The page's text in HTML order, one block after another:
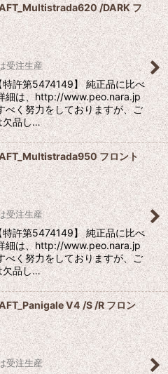
/DARK フ
受注生産
特許第5474149】 純正品に比べ
細は、http://www.peo.nara.jp
べく努力をしておりますが、ご
欠品し…
フロント
受注生産
特許第5474149】 純正品に比べ
細は、http://www.peo.nara.jp
べく努力をしておりますが、ご
欠品し…
V4 /S /R フロン
受注生産